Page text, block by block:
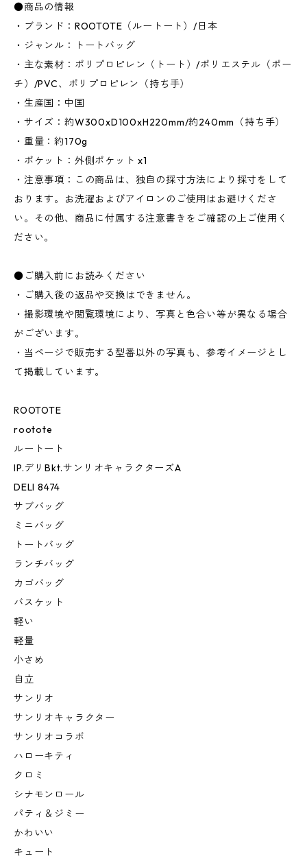
●商品の情報
・ブランド：ROOTOTE（ルートート）/日本
・ジャンル：トートバッグ
・主な素材：ポリプロピレン（トート）/ポリエステル（ポー
チ）/PVC、ポリプロピレン（持ち手）
・生産国：中国
・サイズ：約W300xD100xH220mm/約240mm（持ち手）
・重量：約170g
・ポケット：外側ポケット x1
・注意事項：この商品は、独自の採寸方法により採寸をして
おります。お洗濯およびアイロンのご使用はお避けくださ
い。その他、商品に付属する注意書きをご確認の上ご使用く
ださい。
●ご購入前にお読みください
・ご購入後の返品や交換はできません。
・撮影環境や閲覧環境により、写真と色合い等が異なる場合
がございます。
・当ページで販売する型番以外の写真も、参考イメージとし
て掲載しています。
ROOTOTE
rootote
ルートート
IP.デリBkt.サンリオキャラクターズA
DELI 8474
サブバッグ
ミニバッグ
トートバッグ
ランチバッグ
カゴバッグ
バスケット
軽い
軽量
小さめ
自立
サンリオ
サンリオキャラクター
サンリオコラボ
ハローキティ
クロミ
シナモンロール
パティ＆ジミー
かわいい
キュート